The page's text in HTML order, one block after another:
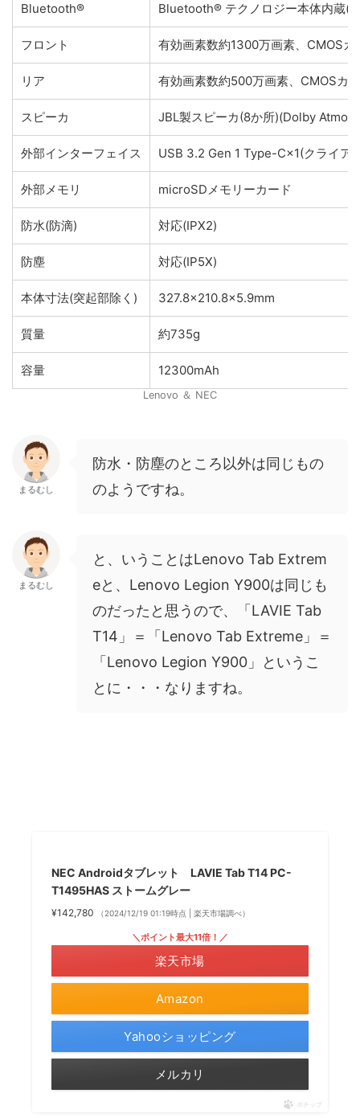
Bluetooth® Bluetooth® テクノロジー本体内蔵
フロント 有効画素数約1300万画素、CMOSカ
リア 有効画素数約500万画素、CMOSカ
スピーカ JBL製スピーカ(8か所)(Dolby Atmos
外部インターフェイス USB 3.2 Gen 1 Type-C×1(クライア
外部メモリ microSDメモリーカード
防水(防滴) 対応(IPX2)
防塵 対応(IP5X)
本体寸法(突起部除く) 327.8×210.8×5.9mm
質量 約735g
容量 12300mAh
Lenovo ＆ NEC
まるむし
防水・防塵のところ以外は同じもの
のようですね。
まるむし
と、いうことはLenovo Tab Extrem
eと、Lenovo Legion Y900は同じも
のだったと思うので、「LAVIE Tab
T14」＝「Lenovo Tab Extreme」＝
「Lenovo Legion Y900」というこ
とに・・・なりますね。
NEC Androidタブレット LAVIE Tab T14 PC-
T1495HAS ストームグレー
¥142,780 （2024/12/19 01:19時点 | 楽天市場調べ）
Amazon
＼ポイント最大11倍！／
楽天市場
Yahooショッピング
メルカリ
ポチップ